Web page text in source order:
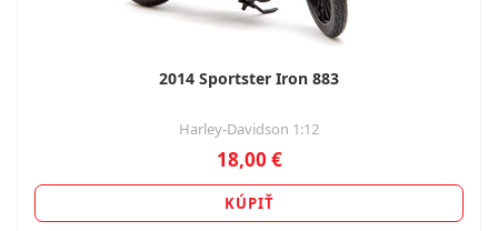
2014 Sportster Iron 883
Harley-Davidson 1:12
18,00 €
KÚPIŤ